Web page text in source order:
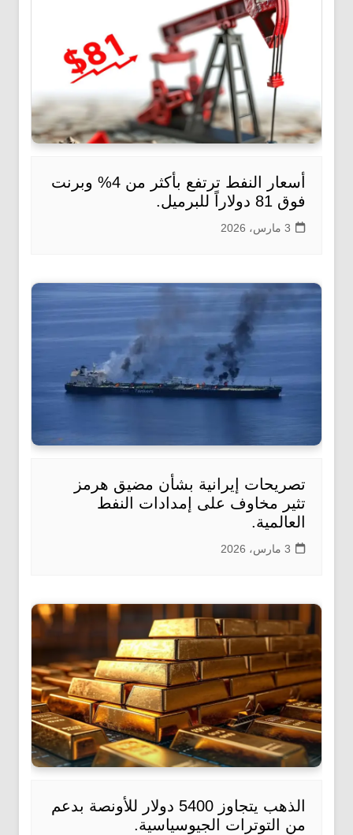
أسعار النفط ترتفع بأكثر من 4% وبرنت
فوق 81 دولاراً للبرميل.
3 مارس، 2026
تصريحات إيرانية بشأن مضيق هرمز
تثير مخاوف على إمدادات النفط
العالمية.
3 مارس، 2026
الذهب يتجاوز 5400 دولار للأونصة بدعم
من التوترات الجيوسياسية.